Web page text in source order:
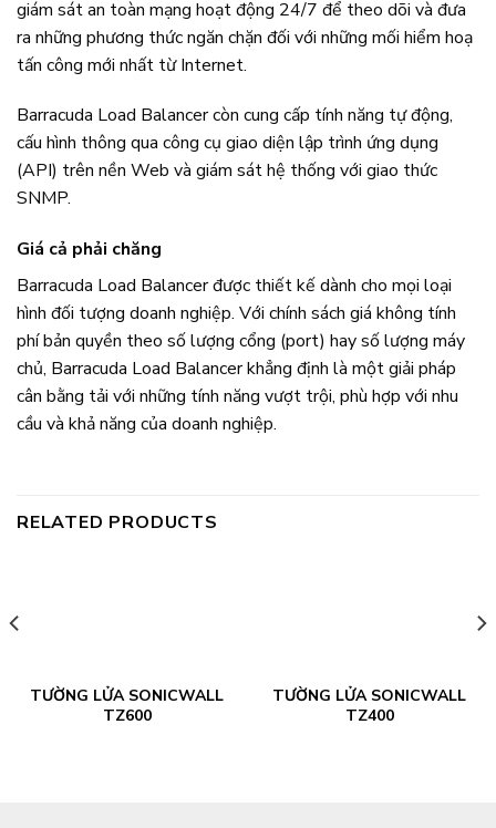
giám sát an toàn mạng hoạt động 24/7 để theo dõi và đưa
ra những phương thức ngăn chặn đối với những mối hiểm hoạ
tấn công mới nhất từ Internet.
Barracuda Load Balancer còn cung cấp tính năng tự động,
cấu hình thông qua công cụ giao diện lập trình ứng dụng
(API) trên nền Web và giám sát hệ thống với giao thức
SNMP.
Giá cả phải chăng
Barracuda Load Balancer được thiết kế dành cho mọi loại
hình đối tượng doanh nghiệp. Với chính sách giá không tính
phí bản quyền theo số lượng cổng (port) hay số lượng máy
chủ, Barracuda Load Balancer khẳng định là một giải pháp
cân bằng tải với những tính năng vượt trội, phù hợp với nhu
cầu và khả năng của doanh nghiệp.
RELATED PRODUCTS
TƯỜNG LỬA SONICWALL
TZ600
TƯỜNG LỬA SONICWALL
TZ400